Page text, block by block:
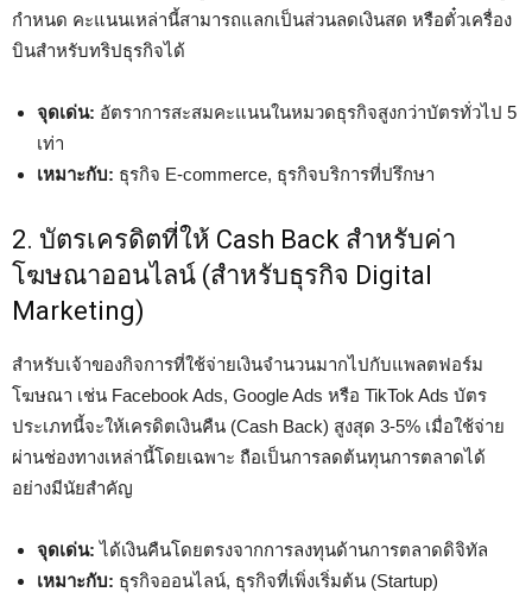
กำหนด คะแนนเหล่านี้สามารถแลกเป็นส่วนลดเงินสด หรือตั๋วเครื่อง
บินสำหรับทริปธุรกิจได้
จุดเด่น: อัตราการสะสมคะแนนในหมวดธุรกิจสูงกว่าบัตรทั่วไป 5
เท่า
เหมาะกับ: ธุรกิจ E-commerce, ธุรกิจบริการที่ปรึกษา
2. บัตรเครดิตที่ให้ Cash Back สำหรับค่า
โฆษณาออนไลน์ (สำหรับธุรกิจ Digital
Marketing)
สำหรับเจ้าของกิจการที่ใช้จ่ายเงินจำนวนมากไปกับแพลตฟอร์ม
โฆษณา เช่น Facebook Ads, Google Ads หรือ TikTok Ads บัตร
ประเภทนี้จะให้เครดิตเงินคืน (Cash Back) สูงสุด 3-5% เมื่อใช้จ่าย
ผ่านช่องทางเหล่านี้โดยเฉพาะ ถือเป็นการลดต้นทุนการตลาดได้
อย่างมีนัยสำคัญ
จุดเด่น: ได้เงินคืนโดยตรงจากการลงทุนด้านการตลาดดิจิทัล
เหมาะกับ: ธุรกิจออนไลน์, ธุรกิจที่เพิ่งเริ่มต้น (Startup)